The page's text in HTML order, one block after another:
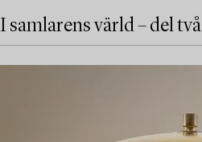
I samlarens värld – del två